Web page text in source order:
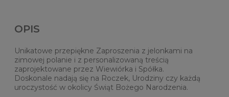
OPIS
Unikatowe przepiękne Zaproszenia z jelonkami na
zimowej polanie i z personalizowaną treścią
zaprojektowane przez Wiewiórka i Spółka.
Doskonale nadają się na Roczek, Urodziny czy każdą
uroczystość w okolicy Świąt Bożego Narodzenia.